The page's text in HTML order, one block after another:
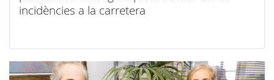
incidències a la carretera